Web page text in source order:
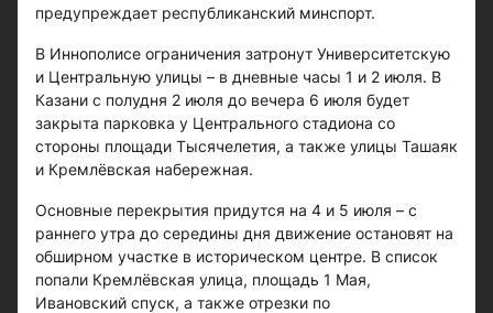
предупреждает республиканский минспорт.
В Иннополисе ограничения затронут Университетскую
и Центральную улицы – в дневные часы 1 и 2 июля. В
Казани с полудня 2 июля до вечера 6 июля будет
закрыта парковка у Центрального стадиона со
стороны площади Тысячелетия, а также улицы Ташаяк
и Кремлёвская набережная.
Основные перекрытия придутся на 4 и 5 июля – с
раннего утра до середины дня движение остановят на
обширном участке в историческом центре. В список
попали Кремлёвская улица, площадь 1 Мая,
Ивановский спуск, а также отрезки по